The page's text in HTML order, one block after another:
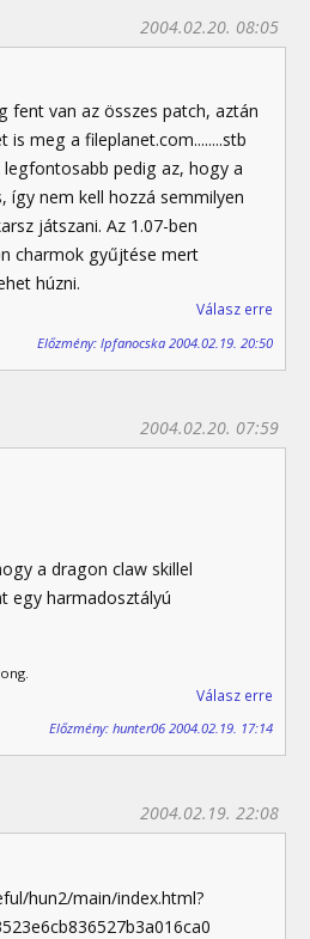
2004.02.20. 08:05
fent van az összes patch, aztán
meg a fileplanet.com........stb
pedig az, hogy a
így nem kell hozzá semmilyen
játszani. Az 1.07-ben
charmok gyűjtése mert
húzni.
Válasz erre
Előzmény: lpfanocska 2004.02.19. 20:50
2004.02.20. 07:59
a dragon claw skillel
egy harmadosztályú
Válasz erre
Előzmény: hunter06 2004.02.19. 17:14
2004.02.19. 22:08
hun2/main/index.html?